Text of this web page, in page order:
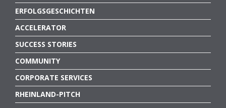
ERFOLGSGESCHICHTEN
ACCELERATOR
SUCCESS STORIES
COMMUNITY
CORPORATE SERVICES
RHEINLAND-PITCH